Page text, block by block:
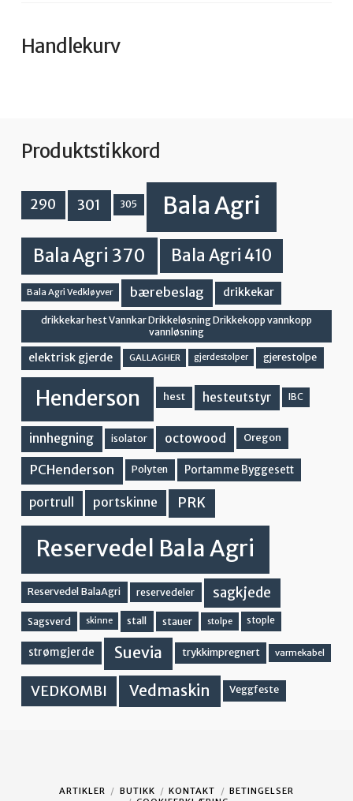
Handlekurv
Produktstikkord
290 301 305 Bala Agri
Bala Agri 370 Bala Agri 410
Bala Agri Vedkløyver bærebeslag drikkekar
drikkekar hest Vannkar Drikkeløsning Drikkekopp vannkopp
vannløsning
elektrisk gjerde GALLAGHER gjerdestolper gjerestolpe
Henderson hest hesteutstyr IBC
innhegning isolator octowood Oregon
PCHenderson Polyten Portamme Byggesett
portrull portskinne PRK
Reservedel Bala Agri
Reservedel BalaAgri reservedeler sagkjede
Sagsverd skinne stall stauer stolpe stople
strømgjerde Suevia trykkimpregnert varmekabel
VEDKOMBI Vedmaskin Veggfeste
ARTIKLER BUTIKK KONTAKT
BETINGELSER